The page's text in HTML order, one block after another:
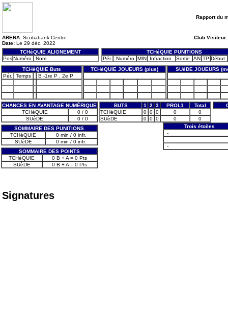
Rapport du
ARENA: Scotiabank Centre
Date: Le 29 déc. 2022
Club Visiteur:
TCHéQUIE ALIGNEMENT
PosNuméro Nom
TCHéQUIE PUNITIONS
Pér.
Numéro MIN Infraction Sortie AN TP Début
TCHéQUIE Buts
TCHéQUIE JOUEURS (plus)
SUèDE JOUEURS
Pér.
Temps B -1re P . 2e P
CHANCES EN AVANTAGE NUMÉRIQUE
TCHéQUIE
0 / 0
SUèDE
0 / 0
SOMMAIRE DES PUNITIONS
TCHéQUIE
0 min / 0 infr.
SUèDE
0 min / 0 infr.
SOMMAIRE DES POINTS
TCHéQUIE
0 B + A = 0 Pts
SUèDE
0 B + A = 0 Pts
BUTS 1 2 3 PROL1
Total
TCHéQUIE
0 0 0 0
0
SUèDE
0 0 0 0 0
Trois étoiles
-
-
-
Signatures